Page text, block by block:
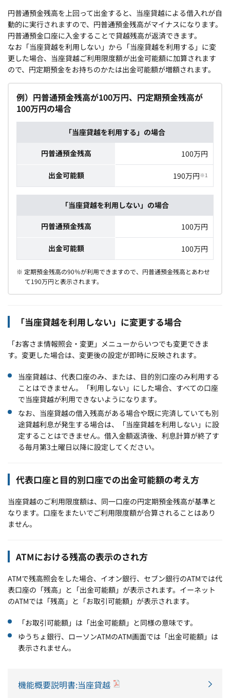
円普通預金残高を上回って出金すると、当座貸越による借入れが自
動的に実行されますので、円普通預金残高がマイナスになります。
円普通預金口座に入金することで貸越残高が返済できます。
なお「当座貸越を利用しない」から「当座貸越を利用する」に変
更した場合、当座貸越ご利用限度額が出金可能額に加算されます
ので、円定期預金をお持ちのかたは出金可能額が増額されます。
例）円普通預金残高が100万円、円定期預金残高が
100万円の場合
「当座貸越を利用する」の場合
円普通預金残高 100万円
出金可能額 190万円※1
「当座貸越を利用しない」の場合
円普通預金残高 100万円
出金可能額 100万円
※ 定期預金残高の90％が利用できますので、円普通預金残高とあわせ
て190万円と表示されます。
「当座貸越を利用しない」に変更する場合
「お客さま情報照会・変更」メニューからいつでも変更できま
す。変更した場合は、変更後の設定が即時に反映されます。
当座貸越は、代表口座のみ、または、目的別口座のみ利用する
ことはできません。「利用しない」にした場合、すべての口座
で当座貸越が利用できないようになります。
なお、当座貸越の借入残高がある場合や既に完済していても別
途貸越利息が発生する場合は、「当座貸越を利用しない」に設
定することはできません。借入金額返済後、利息計算が終了す
る毎月第3土曜日以降に設定してください。
代表口座と目的別口座での出金可能額の考え方
当座貸越のご利用限度額は、同一口座の円定期預金残高が基準と
なります。口座をまたいでご利用限度額が合算されることはあり
ません。
ATMにおける残高の表示のされ方
ATMで残高照会をした場合、イオン銀行、セブン銀行のATMでは代
表口座の「残高」と「出金可能額」が表示されます。イーネット
のATMでは「残高」と「お取引可能額」が表示されます。
「お取引可能額」は「出金可能額」と同様の意味です。
ゆうちょ銀行、ローソンATMのATM画面では「出金可能額」は
表示されません。
機能概要説明書:当座貸越